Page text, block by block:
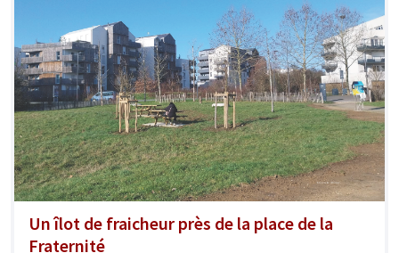
Un îlot de fraicheur près de la place de la
Fraternité